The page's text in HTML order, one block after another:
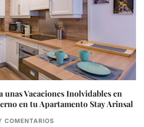
Vacaciones Inolvidables en
en tu Apartamento Stay Arinsal
COMENTARIOS